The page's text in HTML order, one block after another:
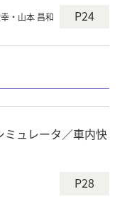
・山本 昌和 P24
ミュレータ／車内快
P28